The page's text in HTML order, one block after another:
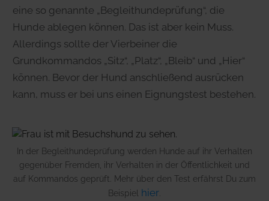
eine so genannte „Begleithundeprüfung“, die
Hunde ablegen können. Das ist aber kein Muss.
Allerdings sollte der Vierbeiner die
Grundkommandos „Sitz“, „Platz“, „Bleib“ und „Hier“
können. Bevor der Hund anschließend ausrücken
kann, muss er bei uns einen Eignungstest bestehen.
In der Begleithundeprüfung werden Hunde auf ihr Verhalten
gegenüber Fremden, ihr Verhalten in der Öffentlichkeit und
auf Kommandos geprüft. Mehr über den Test erfährst Du zum
Beispiel hier